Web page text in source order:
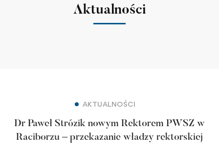
Aktualności
AKTUALNOŚCI
Dr Paweł Strózik nowym Rektorem PWSZ w
Raciborzu – przekazanie władzy rektorskiej